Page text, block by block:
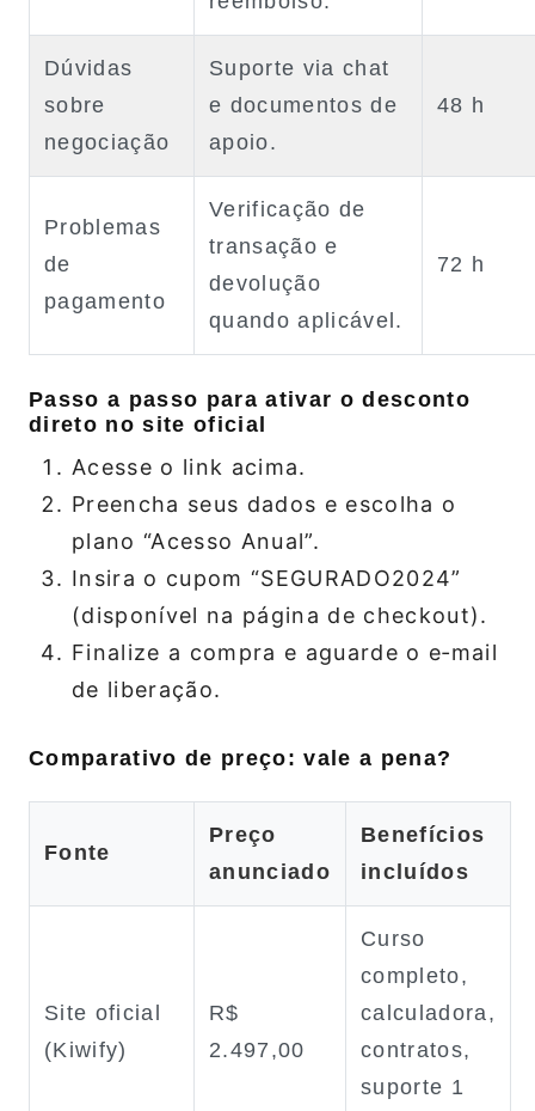
Dúvidas
sobre
negociação
Suporte via chat
e documentos de
apoio.
48 h
Problemas
de
pagamento
Verificação de
transação e
devolução
quando aplicável.
72 h
Passo a passo para ativar o desconto
direto no site oficial
Acesse o link acima.
Preencha seus dados e escolha o
plano “Acesso Anual”.
Insira o cupom “SEGURADO2024”
(disponível na página de checkout).
Finalize a compra e aguarde o e‑mail
de liberação.
Comparativo de preço: vale a pena?
Fonte
Preço
anunciado
Benefícios
incluídos
Site oficial
(Kiwify)
R$
2.497,00
Curso
completo,
calculadora,
contratos,
suporte 1